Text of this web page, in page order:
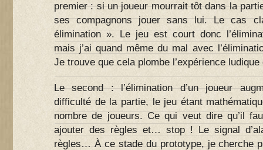
premier : si un joueur mourrait tôt dans la
ses compagnons jouer sans lui. Le cas
élimination ». Le jeu est court donc
mais j’ai quand même du mal avec
Je trouve que cela plombe l’expérience
Le second : l’élimination d’un joueur
difficulté de la partie, le jeu étant
nombre de joueurs. Ce qui veut dire qu’il
ajouter des règles et… stop ! Le signal
règles… À ce stade du prototype, je cherche